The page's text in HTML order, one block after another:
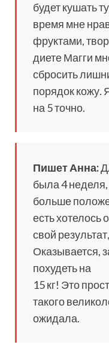
будет кушать
время мне
фруктами,
диете Магги
сбросить
порядок кожу.
на 5 точно.
Пишет Анна:
была 4 неделя,
больше
есть хотелось
свой
Оказывается,
похудеть на
15 кг! Это
такого
ожидала.